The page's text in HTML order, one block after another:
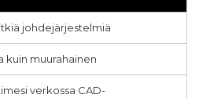
johdejärjestelmiä
kuin muurahainen
verkossa CAD-